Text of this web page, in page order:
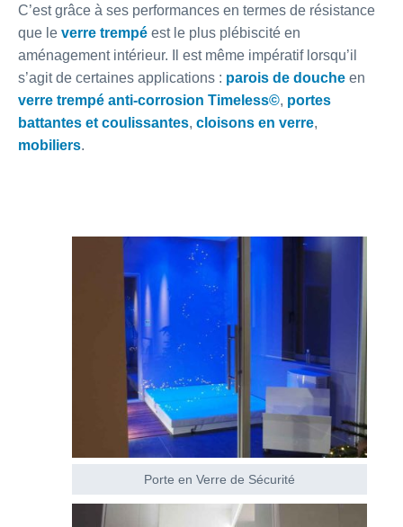
C’est grâce à ses performances en termes de résistance
que le verre trempé est le plus plébiscité en
aménagement intérieur. Il est même impératif lorsqu’il
s’agit de certaines applications : parois de douche en
verre trempé anti-corrosion Timeless©, portes
battantes et coulissantes, cloisons en verre,
mobiliers.
Porte en Verre de Sécurité